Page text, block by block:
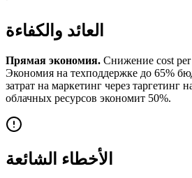
العائد والكفاءة
Прямая экономия. Снижение cost per
Экономия на техподдержке до 65%
затрат на маркетинг через таргетинг
облачных ресурсов экономит 50%.
الأخطاء الشائعة